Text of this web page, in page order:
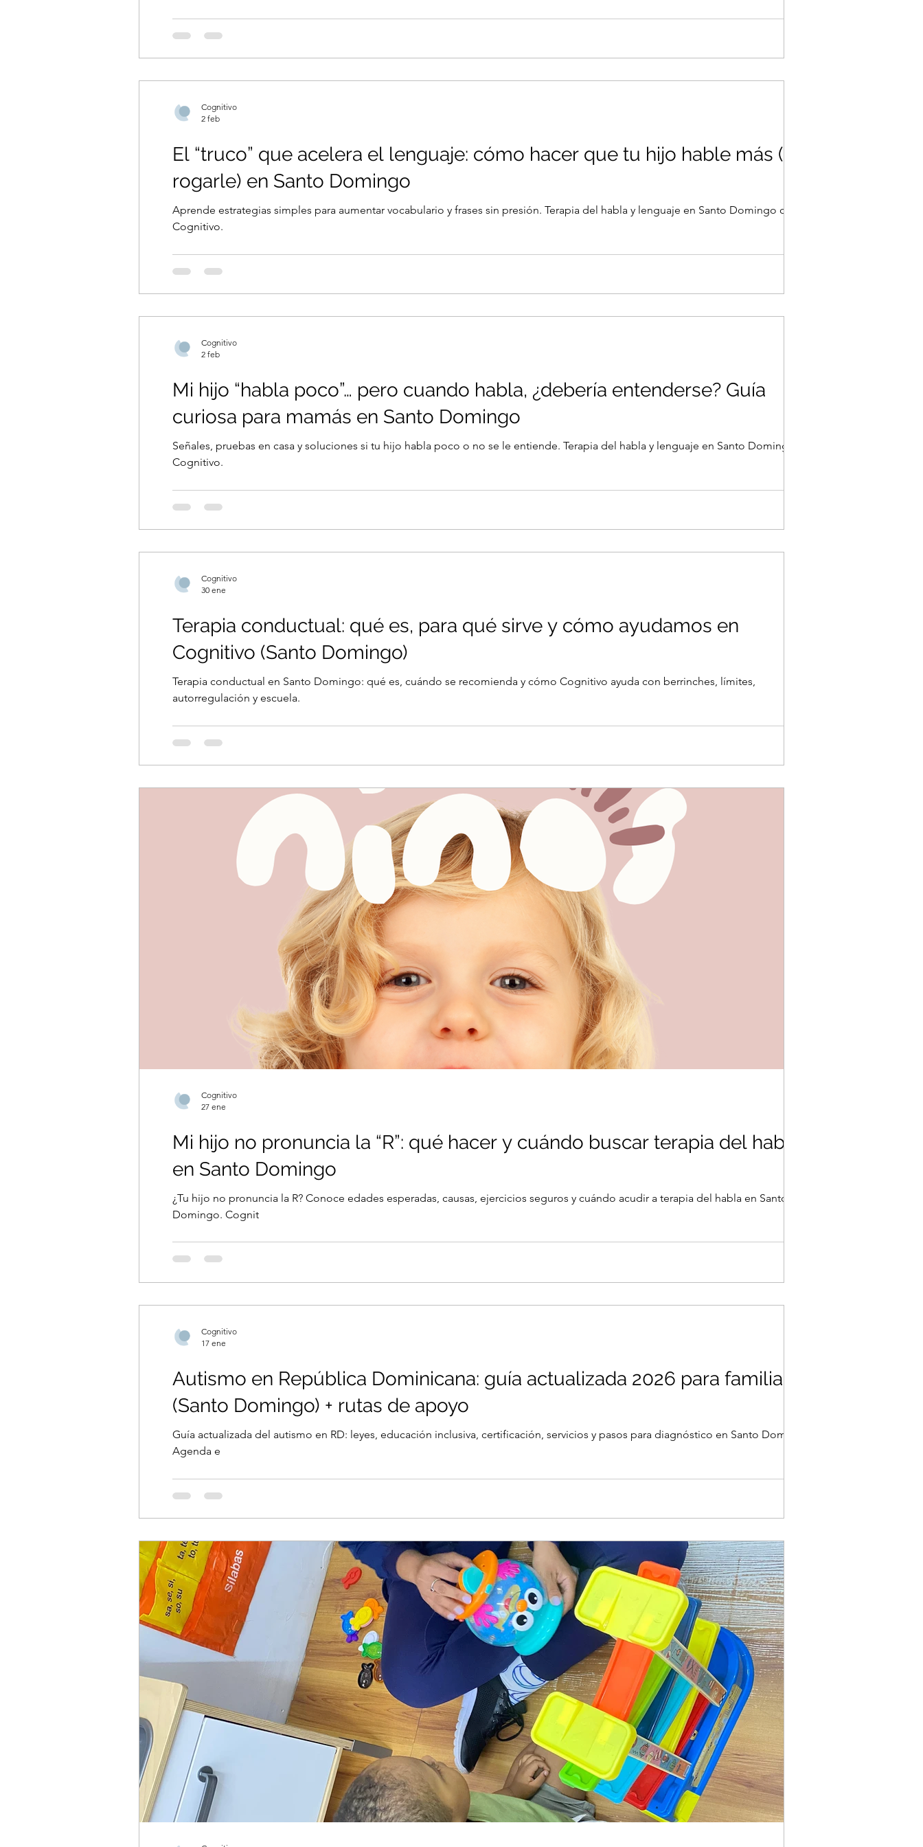
El “truco” que acelera el lenguaje: cómo hacer que tu hijo hable más (sin
rogarle) en Santo Domingo
Aprende estrategias simples para aumentar vocabulario y frases sin presión. Terapia del habla y lenguaje en Santo Domingo con
Cognitivo.
Cognitivo
2 feb
Mi hijo “habla poco”… pero cuando habla, ¿debería entenderse? Guía
curiosa para mamás en Santo Domingo
Señales, pruebas en casa y soluciones si tu hijo habla poco o no se le entiende. Terapia del habla y lenguaje en Santo Domingo:
Cognitivo.
Cognitivo
2 feb
Terapia conductual: qué es, para qué sirve y cómo ayudamos en
Cognitivo (Santo Domingo)
Terapia conductual en Santo Domingo: qué es, cuándo se recomienda y cómo Cognitivo ayuda con berrinches, límites,
autorregulación y escuela.
Cognitivo
30 ene
Mi hijo no pronuncia la “R”: qué hacer y cuándo buscar terapia del habla
en Santo Domingo
¿Tu hijo no pronuncia la R? Conoce edades esperadas, causas, ejercicios seguros y cuándo acudir a terapia del habla en Santo
Domingo. Cognit
Cognitivo
27 ene
Autismo en República Dominicana: guía actualizada 2026 para familias
(Santo Domingo) + rutas de apoyo
Guía actualizada del autismo en RD: leyes, educación inclusiva, certificación, servicios y pasos para diagnóstico en Santo Domingo.
Agenda e
Cognitivo
17 ene